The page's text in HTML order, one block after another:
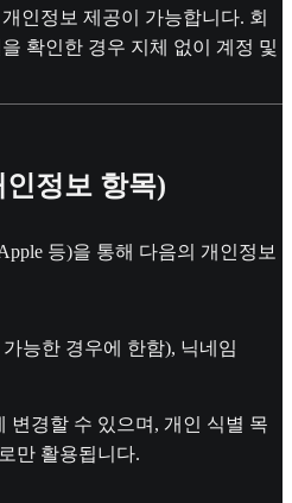
인정보 제공이 가능합니다. 회
확인한 경우 지체 없이 계정 및
정보 항목)
등)을 통해 다음의 개인정보
능한 경우에 한함), 닉네임
변경할 수 있으며, 개인 식별 목
만 활용됩니다.